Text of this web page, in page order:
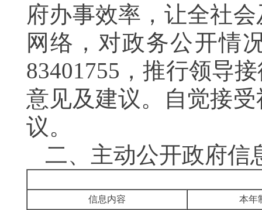
府办事效率，让全社
网络，对政务公开情
83401755，推行领导
意见及建议。自觉接
议。
二、 主动公开政府信
信息内容
本年